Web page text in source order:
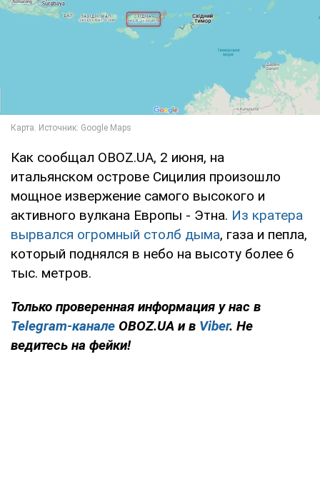
Как сообщал OBOZ.UA, 2 июня, на
итальянском острове Сицилия произошло
мощное извержение самого высокого и
активного вулкана Европы - Этна. Из кратера
вырвался огромный столб дыма, газа и пепла,
который поднялся в небо на высоту более 6
тыс. метров.
Только проверенная информация у нас в
Telegram-канале OBOZ.UA и в Viber. Не
ведитесь на фейки!